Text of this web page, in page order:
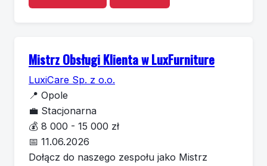
Mistrz Obsługi Klienta w LuxFurniture
LuxiCare Sp. z o.o.
📍 Opole
💼 Stacjonarna
💰 8 000 - 15 000 zł
📅 11.06.2026
Dołącz do naszego zespołu jako Mistrz